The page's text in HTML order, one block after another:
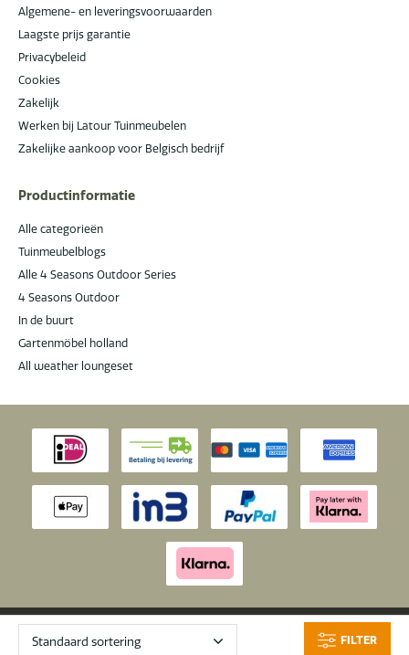
FILTER
Algemene- en leveringsvoorwaarden
Laagste prijs garantie
Privacybeleid
Cookies
Zakelijk
Werken bij Latour Tuinmeubelen
Zakelijke aankoop voor Belgisch bedrijf
Productinformatie
Alle categorieën
Tuinmeubelblogs
Alle 4 Seasons Outdoor Series
4 Seasons Outdoor
In de buurt
Gartenmöbel holland
All weather loungeset
© 2026 Latour
Tuinmeubelen
| Latour Tuinmeubelen krijgt een 9.6 / 10van 10 op
basis van
beoordelingen.